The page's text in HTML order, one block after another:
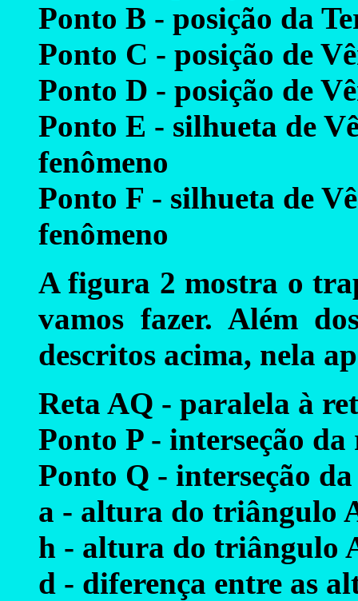
Ponto B - posição da
Ponto C - posição de
Ponto D - posição de
Ponto E - silhueta de
fenômeno
Ponto F - silhueta de
fenômeno
A figura 2 mostra o
vamos fazer. Além
descritos acima, nela
Reta AQ - paralela à
Ponto P - interseção
Ponto Q - interseção
a - altura do triângulo
h - altura do triângulo
d - diferença entre as